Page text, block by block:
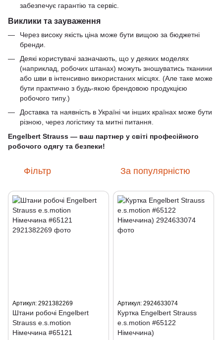
забезпечує гарантію та сервіс.
Виклики та зауваження
Через високу якість ціна може бути вищою за бюджетні
бренди.
Деякі користувачі зазначають, що у деяких моделях
(наприклад, робочих штанах) можуть зношуватись тканини
або шви в інтенсивно використаних місцях. (Але таке може
бути практично з будь-якою брендовою продукцією
робочого типу.)
Доставка та наявність в Україні чи інших країнах може бути
різною, через логістику та митні питання.
Engelbert Strauss — ваш партнер у світі професійного
робочого одягу та безпеки!
Фільтр За популярністю
Артикул: 2921382269
Штани робочі Engelbert
Strauss e.s.motion
Німеччина #65121
Артикул: 2924633074
Куртка Engelbert Strauss
e.s.motion #65122
Німеччина)